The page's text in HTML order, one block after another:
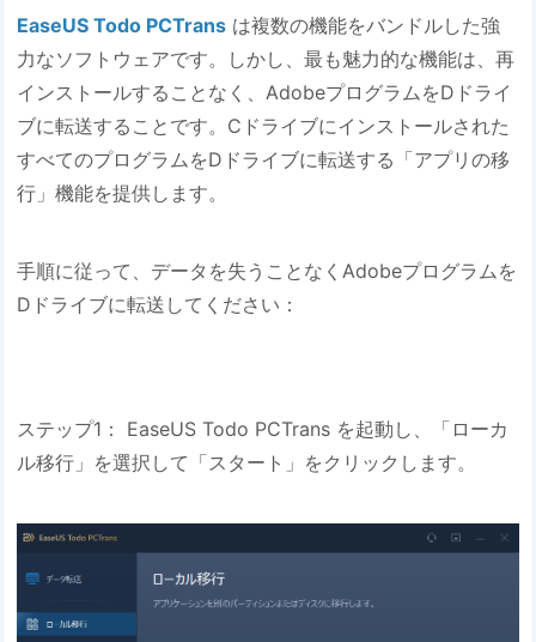
EaseUS Todo PCTrans は複数の機能をバンドルした強
力なソフトウェアです。しかし、最も魅力的な機能は、再
インストールすることなく、AdobeプログラムをDドライ
ブに転送することです。Cドライブにインストールされた
すべてのプログラムをDドライブに転送する「アプリの移
行」機能を提供します。
手順に従って、データを失うことなくAdobeプログラムを
Dドライブに転送してください：
ステップ1： EaseUS Todo PCTrans を起動し、「ローカ
ル移行」を選択して「スタート」をクリックします。